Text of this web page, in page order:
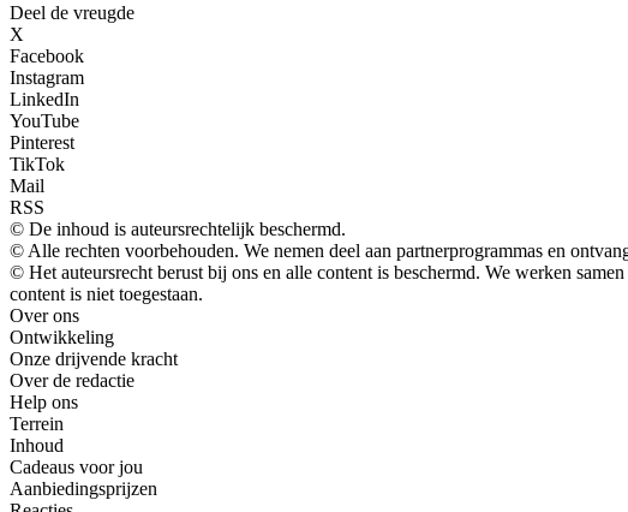
Deel de vreugde
X
Facebook
Instagram
LinkedIn
YouTube
Pinterest
TikTok
Mail
RSS
© De inhoud is auteursrechtelijk beschermd.
© Alle rechten voorbehouden. We nemen deel aan partnerprogrammas en
© Het auteursrecht berust bij ons en alle content is beschermd. We werken
content is niet toegestaan.
Over ons
Ontwikkeling
Onze drijvende kracht
Over de redactie
Help ons
Terrein
Inhoud
Cadeaus voor jou
Aanbiedingsprijzen